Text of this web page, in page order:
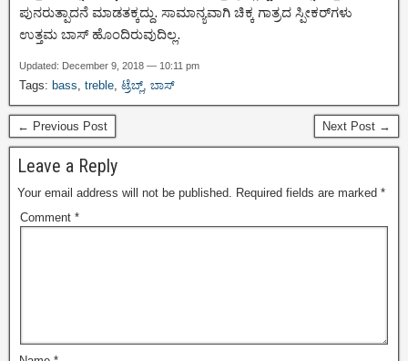
ಪುನರುತ್ಪಾದನೆ ಮಾಡತಕ್ಕದ್ದು. ಸಾಮಾನ್ಯವಾಗಿ ಚಿಕ್ಕ ಗಾತ್ರದ ಸ್ಪೀಕರ್‌ಗಳು
ಉತ್ತಮ ಬಾಸ್ ಹೊಂದಿರುವುದಿಲ್ಲ.
Updated: December 9, 2018 — 10:11 pm
Tags: bass, treble, ಟ್ರೆಬ್ಲ್, ಬಾಸ್
← Previous Post Next Post →
Leave a Reply
Your email address will not be published. Required fields are marked *
Comment *